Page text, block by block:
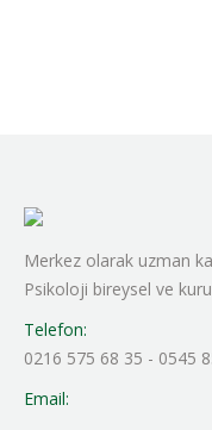
Merkez olarak uzman
Psikoloji bireysel ve
Telefon:
0216 575 68 35 - 0545
Email: